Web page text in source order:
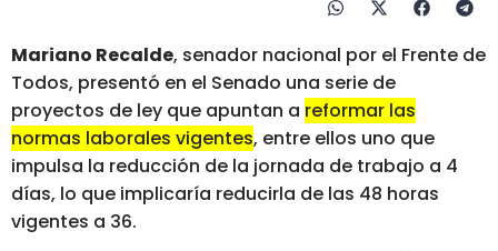
Mariano Recalde, senador nacional por el Frente de
Todos, presentó en el Senado una serie de
proyectos de ley que apuntan a reformar las
normas laborales vigentes, entre ellos uno que
impulsa la reducción de la jornada de trabajo a 4
días, lo que implicaría reducirla de las 48 horas
vigentes a 36.